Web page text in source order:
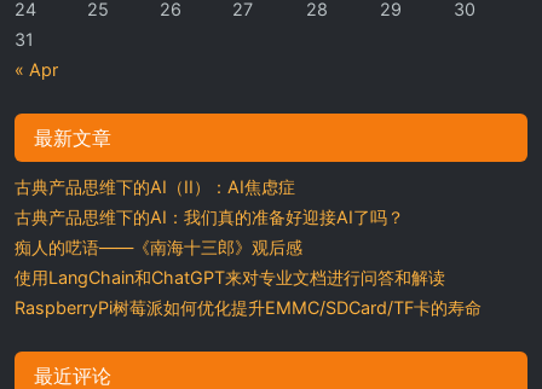
« Apr
24
25 26 27 28 29
30
31
最新文章
古典产品思维下的AI（II）：AI焦虑症
古典产品思维下的AI：我们真的准备好迎接AI了吗？
痴人的呓语——《南海十三郎》观后感
使用LangChain和ChatGPT来对专业文档进行问答和解读
RaspberryPi树莓派如何优化提升EMMC/SDCard/TF卡的寿命
最近评论